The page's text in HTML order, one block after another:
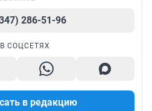
286-51-96
СОЦСЕТЯХ
в редакцию